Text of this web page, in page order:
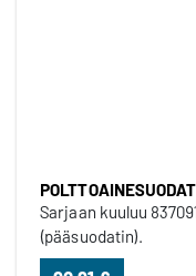
Sarjaan kuuluu
(pääsuodatin).